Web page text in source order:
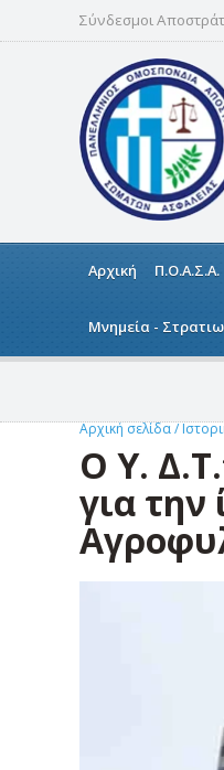
Σύνδεσμοι
Αρχική Π.Ο.Α.Σ.Α.
Μνημεία -
Αρχική σελίδα/
O Υ.
για την